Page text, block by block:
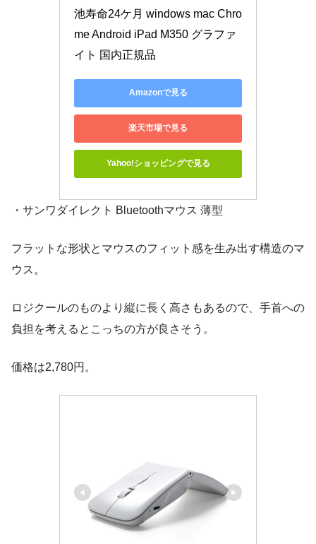
池寿命24ケ月 windows mac Chro
me Android iPad M350 グラファ
イト 国内正規品
Amazonで見る
楽天市場で見る
Yahoo!ショッピングで見る
・サンワダイレクト Bluetoothマウス 薄型
フラットな形状とマウスのフィット感を生み出す構造のマ
ウス。
ロジクールのものより縦に長く高さもあるので、手首への
負担を考えるとこっちの方が良さそう。
価格は2,780円。